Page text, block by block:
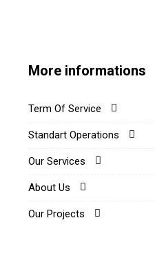
More informations
Term Of Service
Standart Operations
Our Services
About Us
Our Projects